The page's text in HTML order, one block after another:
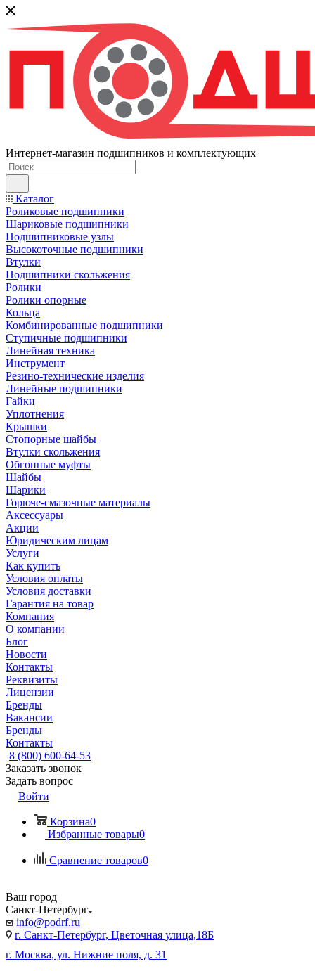
Интернет-магазин подшипников и комплектующих
Каталог
Роликовые подшипники
Шариковые подшипники
Подшипниковые узлы
Высокоточные подшипники
Втулки
Подшипники скольжения
Ролики
Ролики опорные
Кольца
Комбинированные подшипники
Ступичные подшипники
Линейная техника
Инструмент
Резино-технические изделия
Линейные подшипники
Гайки
Уплотнения
Крышки
Стопорные шайбы
Втулки скольжения
Обгонные муфты
Шайбы
Шарики
Горюче-смазочные материалы
Аксессуары
Акции
Юридическим лицам
Услуги
Как купить
Условия оплаты
Условия доставки
Гарантия на товар
Компания
О компании
Блог
Новости
Контакты
Реквизиты
Лицензии
Бренды
Вакансии
Бренды
Контакты
8 (800) 600-64-53
Заказать звонок
Задать вопрос
Войти
Корзина0
Избранные товары0
Сравнение товаров0
Ваш город
Санкт-Петербург
info@podrf.ru
г. Санкт-Петербург, Цветочная улица,18Б
г. Москва, ул. Нижние поля, д. 31